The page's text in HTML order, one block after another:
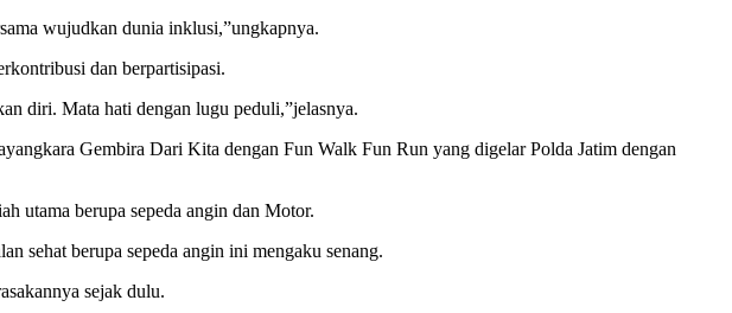
wujudkan dunia inklusi,”ungkapnya.
dan berpartisipasi.
diri. Mata hati dengan lugu peduli,”jelasnya.
Gembira Dari Kita dengan Fun Walk Fun Run yang digelar Polda Jatim dengan
utama berupa sepeda angin dan Motor.
sehat berupa sepeda angin ini mengaku senang.
sejak dulu.